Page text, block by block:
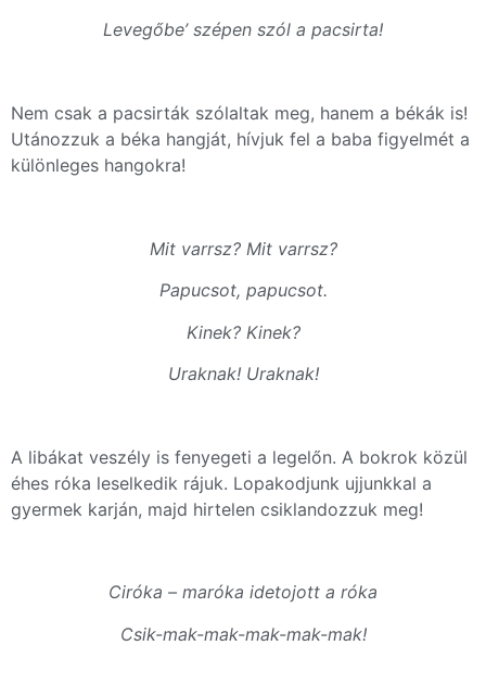
Levegőbe’ szépen szól a pacsirta!
Nem csak a pacsirták szólaltak meg, hanem a békák is!
Utánozzuk a béka hangját, hívjuk fel a baba figyelmét a
különleges hangokra!
Mit varrsz? Mit varrsz?
Papucsot, papucsot.
Kinek? Kinek?
Uraknak! Uraknak!
A libákat veszély is fenyegeti a legelőn. A bokrok közül
éhes róka leselkedik rájuk. Lopakodjunk ujjunkkal a
gyermek karján, majd hirtelen csiklandozzuk meg!
Ciróka – maróka idetojott a róka
Csik-mak-mak-mak-mak-mak!